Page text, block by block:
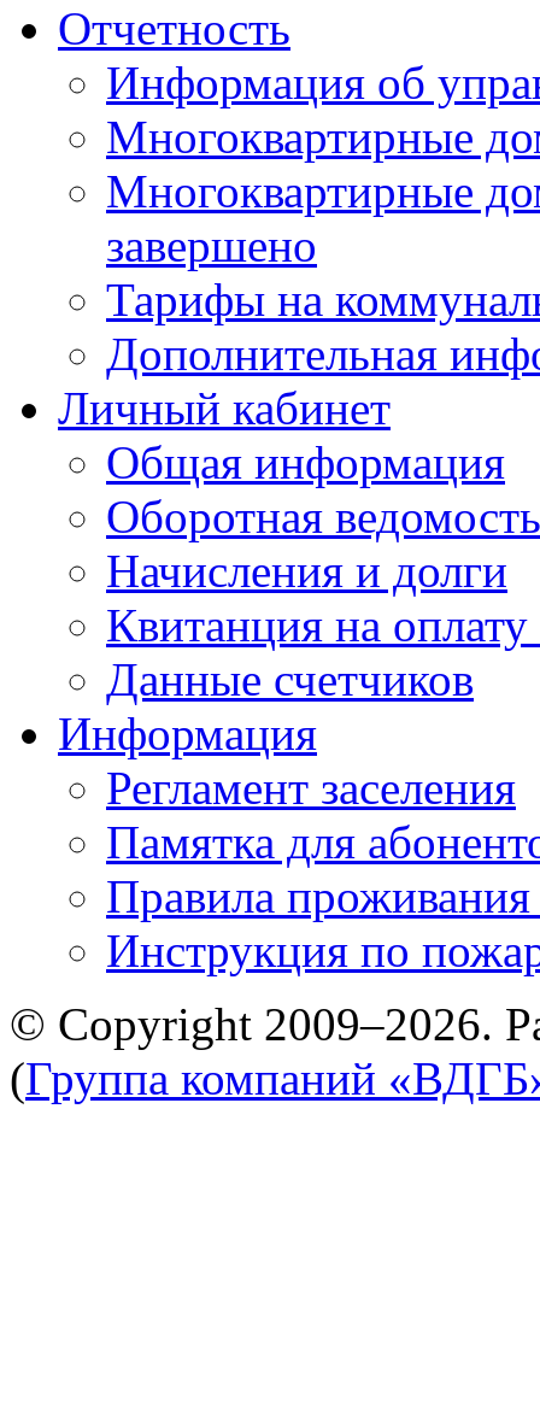
Отчетность
Информация об
Многоквартирные
Многоквартирные
завершено
Тарифы на
Дополнительная
Личный кабинет
Общая информация
Оборотная ведомость
Начисления и долги
Квитанция на
Данные счетчиков
Информация
Регламент заселения
Памятка для
Правила
Инструкция по
© Copyright 2009–2026.
(Группа компаний